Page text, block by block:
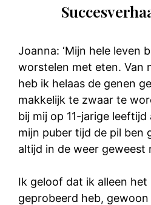
Joanna: ‘Mijn hele leven
worstelen met eten. Van
heb ik helaas de genen
makkelijk te zwaar te
bij mij op 11-jarige leeftijd
mijn puber tijd de pil ben
altijd in de weer geweest
Ik geloof dat ik alleen
geprobeerd heb,